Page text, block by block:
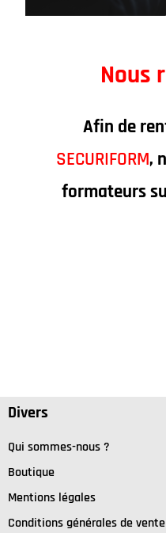
Nous
Afin de
SECURIFORM,
formateurs
Divers
Qui sommes-nous ?
Boutique
Mentions légales
Conditions générales de vente